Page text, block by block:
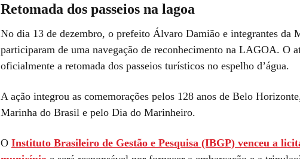
Retomada dos passeios na lagoa
No dia 13 de dezembro, o prefeito Álvaro Damião e integrantes da
participaram de uma navegação de reconhecimento na LAGOA. O
oficialmente a retomada dos passeios turísticos no espelho d’água.
A ação integrou as comemorações pelos 128 anos de Belo
Marinha do Brasil e pelo Dia do Marinheiro.
O Instituto Brasileiro de Gestão e Pesquisa (IBGP) venceu a